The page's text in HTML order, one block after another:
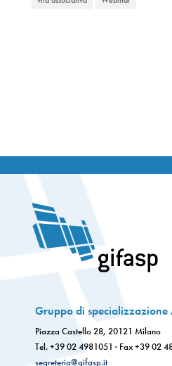
Gruppo di specializzazione
Piazza Castello 28, 20121 Milano
Tel. +39 02 4981051 · Fax +39 02
segreteria@gifasp.it